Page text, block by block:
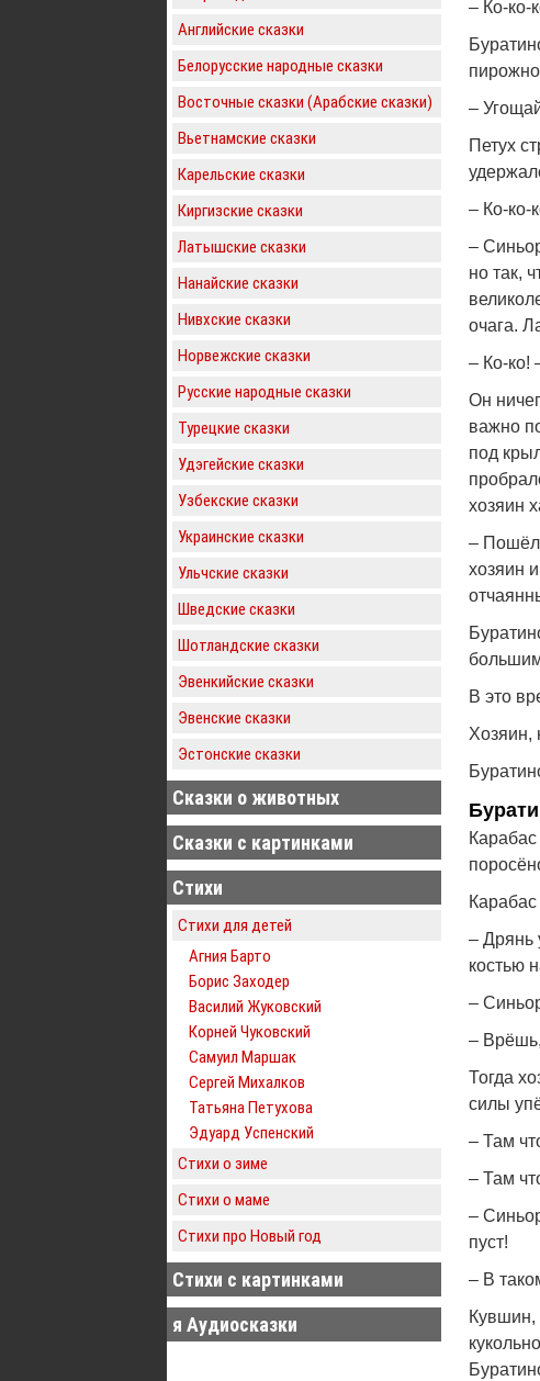
Английские сказки
Белорусские народные сказки
Восточные сказки (Арабские сказки)
Вьетнамские сказки
Карельские сказки
Киргизские сказки
Латышские сказки
Нанайские сказки
Нивхские сказки
Норвежские сказки
Русские народные сказки
Турецкие сказки
Удэгейские сказки
Узбекские сказки
Украинские сказки
Ульчские сказки
Шведские сказки
Шотландские сказки
Эвенкийские сказки
Эвенские сказки
Эстонские сказки
Сказки о животных
Сказки с картинками
Стихи
Стихи для детей
Агния Барто
Борис Заходер
Василий Жуковский
Корней Чуковский
Самуил Маршак
Сергей Михалков
Татьяна Петухова
Эдуард Успенский
Стихи о зиме
Стихи о маме
Стихи про Новый год
Стихи с картинками
я Аудиосказки
– Ко-ко-
–
Петух
– Ко-ко-
–
но так,
очага.
– Ко-ко!
Он
важно
под
хозяин
– Пошёл
хозяин
В это
Хозяин,
– Дрянь
костью
–
–
Тогда
силы
– Там
– Там
–
пуст!
– В
Кувшин,